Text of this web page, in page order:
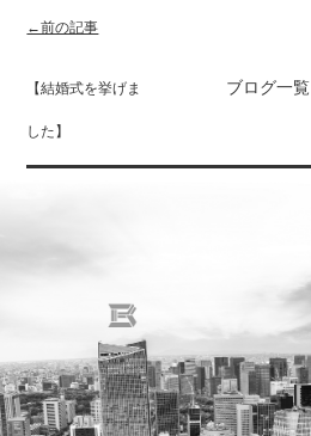
←前の記事
【結婚式を挙げま
した】
ブログ一覧